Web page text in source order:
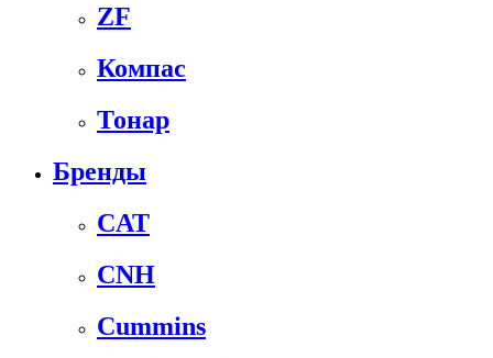
ZF
Компас
Тонар
Бренды
CAT
CNH
Cummins